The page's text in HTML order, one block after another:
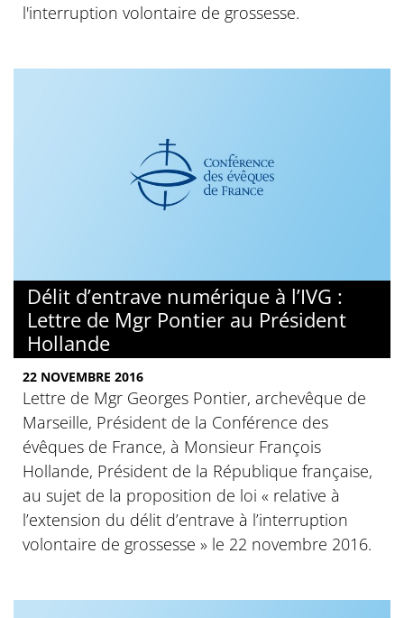
l'interruption volontaire de grossesse.
Délit d’entrave numérique à l’IVG :
Lettre de Mgr Pontier au Président
Hollande
22 NOVEMBRE 2016
Lettre de Mgr Georges Pontier, archevêque de
Marseille, Président de la Conférence des
évêques de France, à Monsieur François
Hollande, Président de la République française,
au sujet de la proposition de loi « relative à
l’extension du délit d’entrave à l’interruption
volontaire de grossesse » le 22 novembre 2016.